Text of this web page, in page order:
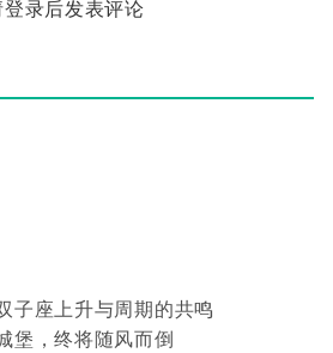
录后发表评论
子座上升与周期的共鸣
堡，终将随风而倒